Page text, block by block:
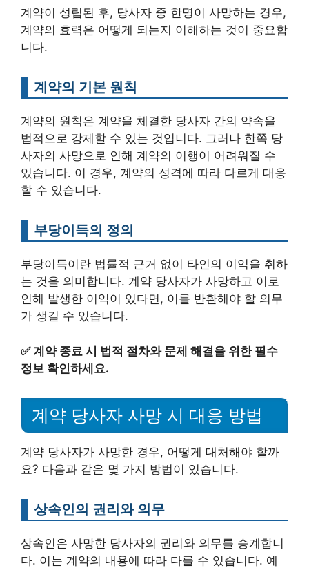
계약이 성립된 후, 당사자 중 한명이 사망하는 경우,
계약의 효력은 어떻게 되는지 이해하는 것이 중요합
니다.
계약의 기본 원칙
계약의 원칙은 계약을 체결한 당사자 간의 약속을
법적으로 강제할 수 있는 것입니다. 그러나 한쪽 당
사자의 사망으로 인해 계약의 이행이 어려워질 수
있습니다. 이 경우, 계약의 성격에 따라 다르게 대응
할 수 있습니다.
부당이득의 정의
부당이득이란 법률적 근거 없이 타인의 이익을 취하
는 것을 의미합니다. 계약 당사자가 사망하고 이로
인해 발생한 이익이 있다면, 이를 반환해야 할 의무
가 생길 수 있습니다.
✅계약 종료 시 법적 절차와 문제 해결을 위한 필수
정보 확인하세요.
계약 당사자 사망 시 대응 방법
계약 당사자가 사망한 경우, 어떻게 대처해야 할까
요? 다음과 같은 몇 가지 방법이 있습니다.
상속인의 권리와 의무
상속인은 사망한 당사자의 권리와 의무를 승계합니
다. 이는 계약의 내용에 따라 다를 수 있습니다. 예